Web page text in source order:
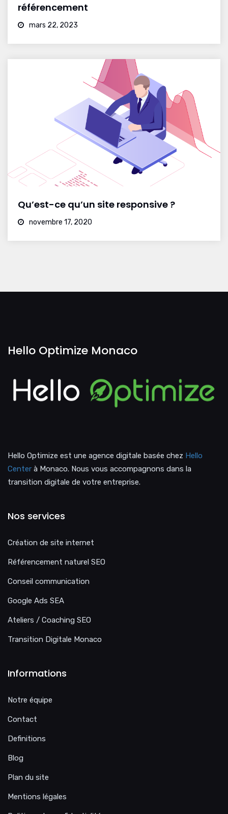
référencement
mars 22, 2023
Qu’est-ce qu’un site responsive ?
novembre 17, 2020
Hello Optimize Monaco
Hello Optimize est une agence digitale basée chez Hello
Center à Monaco. Nous vous accompagnons dans la
transition digitale de votre entreprise.
Nos services
Création de site internet
Référencement naturel SEO
Conseil communication
Google Ads SEA
Ateliers / Coaching SEO
Transition Digitale Monaco
Informations
Notre équipe
Contact
Definitions
Blog
Plan du site
Mentions légales